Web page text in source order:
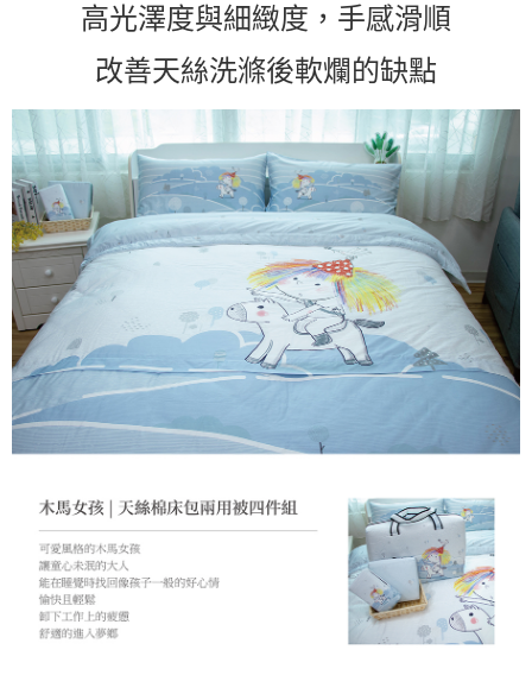
高光澤度與細緻度，手感滑順
改善天絲洗滌後軟爛的缺點